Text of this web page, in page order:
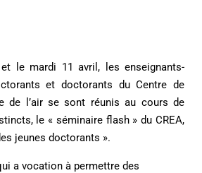
le mardi 11 avril, les enseignants-
et doctorants du Centre de
de l’air se sont réunis au cours de
le « séminaire flash » du CREA,
jeunes doctorants ».
a vocation à permettre des